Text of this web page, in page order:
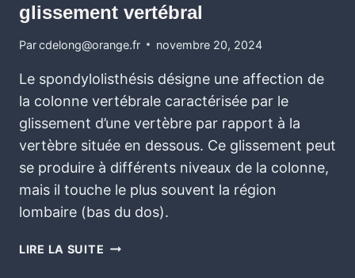
glissement vertébral
Parcdelong@orange.fr novembre 20, 2024
Le spondylolisthésis désigne une affection de
la colonne vertébrale caractérisée par le
glissement d’une vertèbre par rapport à la
vertèbre située en dessous. Ce glissement peut
se produire à différents niveaux de la colonne,
mais il touche le plus souvent la région
lombaire (bas du dos).
LIRE LA SUITE